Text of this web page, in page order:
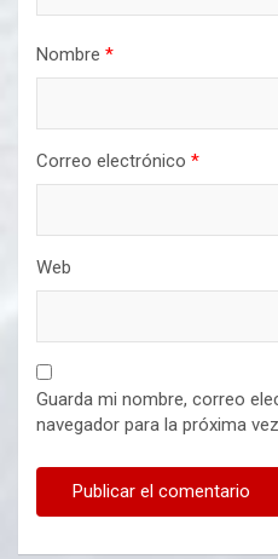
Nombre *
Correo electrónico *
Web
Guarda mi nombre, correo
navegador para la próxima